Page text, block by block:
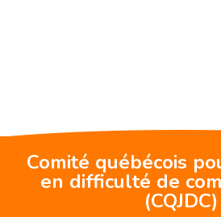
Comité québécois
en difficulté de
(CQJDC)